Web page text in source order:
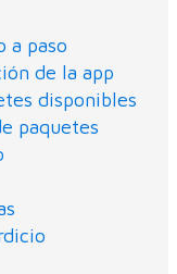
a paso
de la app
disponibles
paquetes